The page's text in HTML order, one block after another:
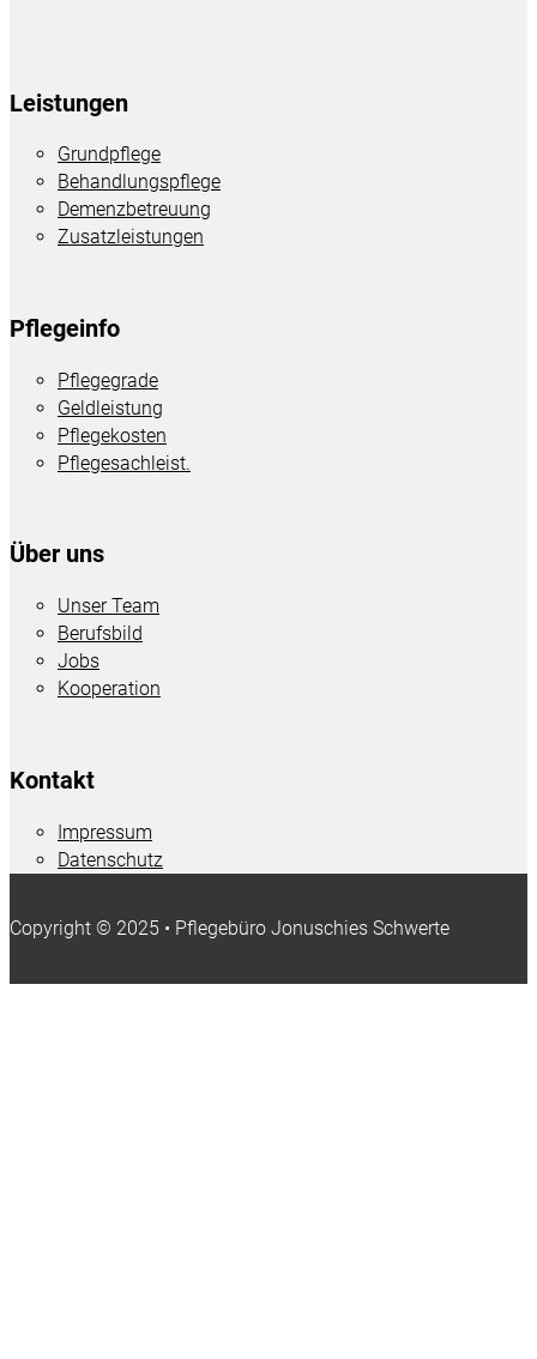
Leistungen
Grundpflege
Behandlungspflege
Demenzbetreuung
Zusatzleistungen
Pflegeinfo
Pflegegrade
Geldleistung
Pflegekosten
Pflegesachleist.
Über uns
Unser Team
Berufsbild
Jobs
Kooperation
Kontakt
Impressum
Datenschutz
Copyright © 2025 • Pflegebüro Jonuschies Schwerte